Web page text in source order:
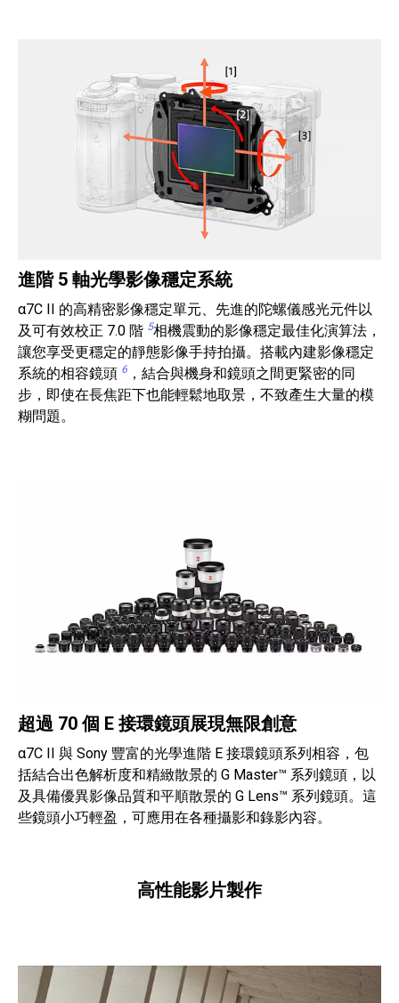
進階 5 軸光學影像穩定系統
α7C II 的高精密影像穩定單元、先進的陀螺儀感光元件以
及可有效校正 7.0 階 5相機震動的影像穩定最佳化演算法，
讓您享受更穩定的靜態影像手持拍攝。搭載內建影像穩定
系統的相容鏡頭 6 ，結合與機身和鏡頭之間更緊密的同
步，即使在長焦距下也能輕鬆地取景，不致產生大量的模
糊問題。
超過 70 個 E 接環鏡頭展現無限創意
α7C II 與 Sony 豐富的光學進階 E 接環鏡頭系列相容，包
括結合出色解析度和精緻散景的 G Master™ 系列鏡頭，以
及具備優異影像品質和平順散景的 G Lens™ 系列鏡頭。這
些鏡頭小巧輕盈，可應用在各種攝影和錄影內容。
高性能影片製作